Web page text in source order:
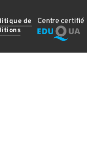
de
Centre certifié